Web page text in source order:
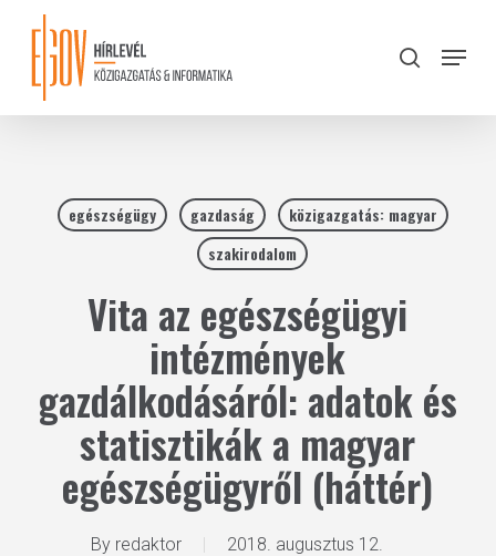
content
search
Menu
egészségügy gazdaság
közigazgatás: magyar
szakirodalom
Vita az egészségügyi
intézmények
gazdálkodásáról: adatok és
statisztikák a magyar
egészségügyről (háttér)
By redaktor 2018. augusztus 12.
Close